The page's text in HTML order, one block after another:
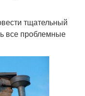
тщательный
все проблемные